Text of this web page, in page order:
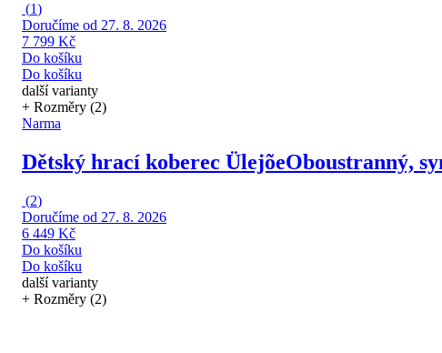
(1)
Doručíme od 27. 8. 2026
7 799 Kč
Do košíku
Do košíku
další varianty
+ Rozměry (2)
Narma
Dětský hrací koberec ÜlejõeOboustranný,
(2)
Doručíme od 27. 8. 2026
6 449 Kč
Do košíku
Do košíku
další varianty
+ Rozměry (2)